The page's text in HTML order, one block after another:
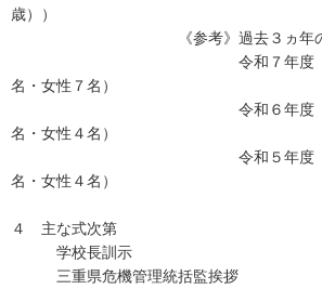
歳））
《参考》過去３ヵ年の初任
令和７年度 ７４名
名・女性７名）
令和６年度 ５６名
名・女性４名）
令和５年度 ６４名
名・女性４名）
４ 主な式次第
学校長訓示
三重県危機管理統括監挨拶